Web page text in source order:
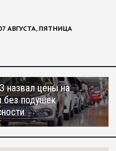
АВГУСТА, ПЯТНИЦА
назвал цены на
подушек